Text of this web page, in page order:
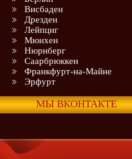
Висбаден
Дрезден
Лейпциг
Мюнхен
Нюрнберг
Саарбрюккен
Франкфурт-на-Майне
Эрфурт
МЫ ВКОНТАКТЕ